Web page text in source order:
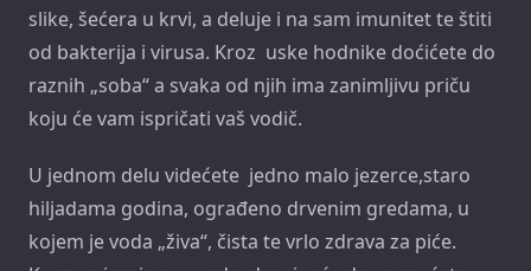
slike, šećera u krvi, a deluje i na sam imunitet te štiti
od bakterija i virusa. Kroz uske hodnike doćićete do
raznih „soba“ a svaka od njih ima zanimljivu priču
koju će vam ispričati vaš vodič.
U jednom delu videćete jedno malo jezerce,staro
hiljadama godina, ograđeno drvenim gredama, u
kojem je voda „živa“, čista te vrlo zdrava za piće.